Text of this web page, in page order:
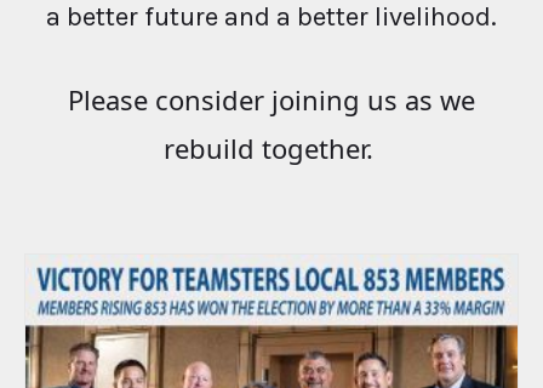
a better future and a better livelihood.
Please consider joining us as we
rebuild together.